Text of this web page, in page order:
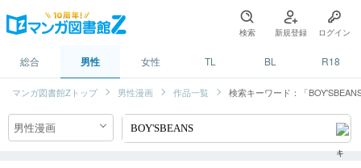
検索 新規登録 ログイン
総合 男性 女性 TL BL R18
マンガ図書館Zトップ 男性漫画 作品一覧 検索キーワード：「